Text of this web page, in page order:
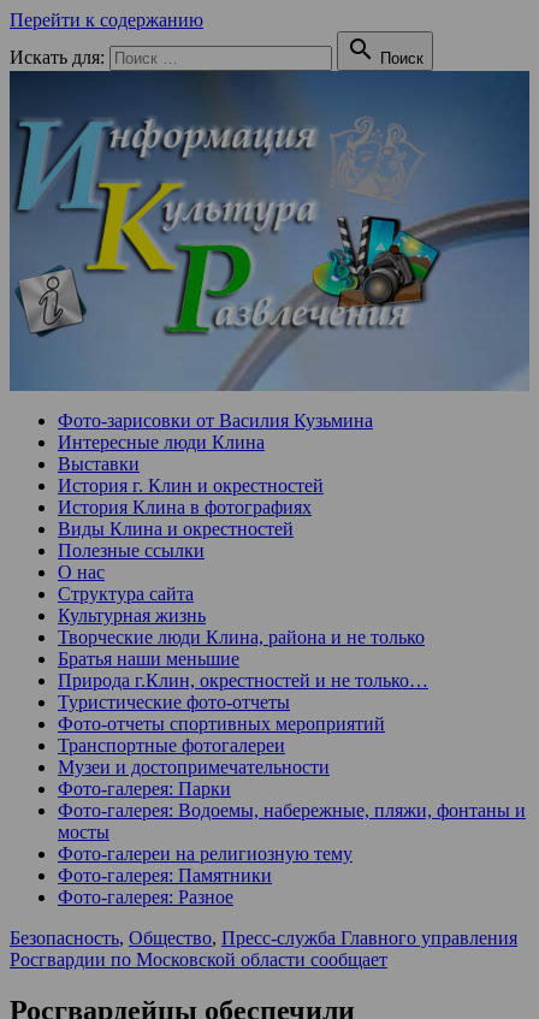
Перейти к содержанию
Искать для:
 Поиск
Фото-зарисовки от Василия Кузьмина
Интересные люди Клина
Выставки
История г. Клин и окрестностей
История Клина в фотографиях
Виды Клина и окрестностей
Полезные ссылки
О нас
Структура сайта
Культурная жизнь
Творческие люди Клина, района и не только
Братья наши меньшие
Природа г.Клин, окрестностей и не только…
Туристические фото-отчеты
Фото-отчеты спортивных мероприятий
Транспортные фотогалереи
Музеи и достопримечательности
Фото-галерея: Парки
Фото-галерея: Водоемы, набережные, пляжи, фонтаны и
мосты
Фото-галереи на религиозную тему
Фото-галерея: Памятники
Фото-галерея: Разное
Безопасность, Общество, Пресс-служба Главного управления
Росгвардии по Московской области сообщает
Росгвардейцы обеспечили